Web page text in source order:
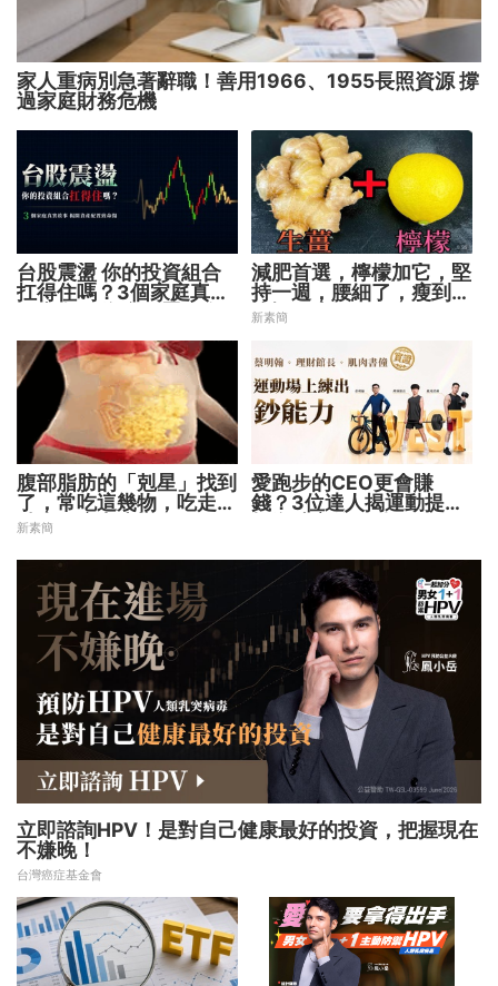
家人重病別急著辭職！善用1966、1955長照資源 撐
過家庭財務危機
台股震盪 你的投資組合
扛得住嗎？3個家庭真實
減肥首選，檸檬加它，堅
持一週，腰細了，瘦到你
懷疑人生
新素簡
腹部脂肪的「剋星」找到
了，常吃這幾物，吃走大
肚囊，瘦出小蠻腰
新素簡
愛跑步的CEO更會賺
錢？3位達人揭運動提升
立即諮詢HPV！是對自己健康最好的投資，把握現在
不嫌晚！
台灣癌症基金會